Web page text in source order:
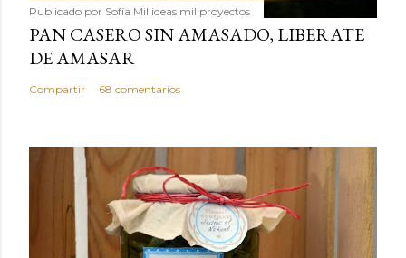
Publicado por Sofía Mil ideas mil proyectos
PAN CASERO SIN AMASADO, LIBERATE
DE AMASAR
Compartir 68 comentarios